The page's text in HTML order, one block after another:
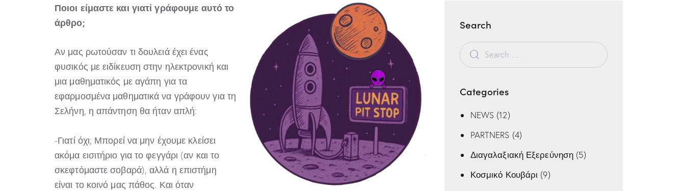
Ποιοι είμαστε και γιατί γράφουμε αυτό το
άρθρο;
Αν μας ρωτούσαν τι δουλειά έχει ένας
φυσικός με ειδίκευση στην ηλεκτρονική και
μια μαθηματικός με αγάπη για τα
εφαρμοσμένα μαθηματικά να γράφουν για τη
Σελήνη, η απάντηση θα ήταν απλή:
-Γιατί όχι; Μπορεί να μην έχουμε κλείσει
ακόμα εισιτήριο για το φεγγάρι (αν και το
σκεφτόμαστε σοβαρά), αλλά η επιστήμη
είναι το κοινό μας πάθος. Και όταν
Search
Categories
NEWS (12)
PARTNERS (4)
Διαγαλαξιακή Εξερεύνηση (5)
Κοσμικό Κουβάρι (9)